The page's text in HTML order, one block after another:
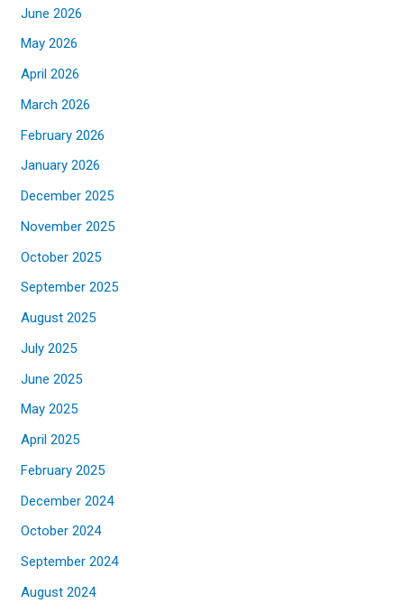
June 2026
May 2026
April 2026
March 2026
February 2026
January 2026
December 2025
November 2025
October 2025
September 2025
August 2025
July 2025
June 2025
May 2025
April 2025
February 2025
December 2024
October 2024
September 2024
August 2024